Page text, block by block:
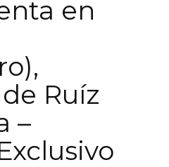
en
Ruíz
–